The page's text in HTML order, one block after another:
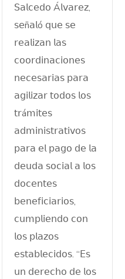
𝖲𝖺𝗅𝖼𝖾𝖽𝗈 Á𝗅𝗏𝖺𝗋𝖾𝗓,
𝗌𝖾ñ𝖺𝗅ó 𝗊𝗎𝖾 𝗌𝖾
𝗋𝖾𝖺𝗅𝗂𝗓𝖺𝗇 𝗅𝖺𝗌
𝖼𝗈𝗈𝗋𝖽𝗂𝗇𝖺𝖼𝗂𝗈𝗇𝖾𝗌
𝗇𝖾𝖼𝖾𝗌𝖺𝗋𝗂𝖺𝗌 𝗉𝖺𝗋𝖺
𝖺𝗀𝗂𝗅𝗂𝗓𝖺𝗋 𝗍𝗈𝖽𝗈𝗌 𝗅𝗈𝗌
𝗍𝗋á𝗆𝗂𝗍𝖾𝗌
𝖺𝖽𝗆𝗂𝗇𝗂𝗌𝗍𝗋𝖺𝗍𝗂𝗏𝗈𝗌
𝗉𝖺𝗋𝖺 𝖾𝗅 𝗉𝖺𝗀𝗈 𝖽𝖾 𝗅𝖺
𝖽𝖾𝗎𝖽𝖺 𝗌𝗈𝖼𝗂𝖺𝗅 𝖺 𝗅𝗈𝗌
𝖽𝗈𝖼𝖾𝗇𝗍𝖾𝗌
𝖻𝖾𝗇𝖾𝖿𝗂𝖼𝗂𝖺𝗋𝗂𝗈𝗌,
𝖼𝗎𝗆𝗉𝗅𝗂𝖾𝗇𝖽𝗈 𝖼𝗈𝗇
𝗅𝗈𝗌 𝗉𝗅𝖺𝗓𝗈𝗌
𝖾𝗌𝗍𝖺𝖻𝗅𝖾𝖼𝗂𝖽𝗈𝗌. “𝖤𝗌
𝗎𝗇 𝖽𝖾𝗋𝖾𝖼𝗁𝗈 𝖽𝖾 𝗅𝗈𝗌